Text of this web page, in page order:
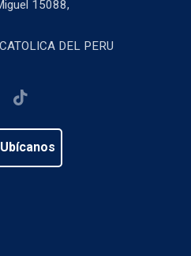
15088,
DEL PERU
Ubícanos